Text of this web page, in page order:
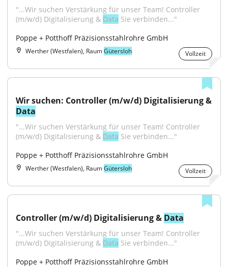
"...Wir suchen Verstärkung für unser Team! Controller
(m/w/d) Digitalisierung & Data Sie verbinden..."
Poppe + Potthoff Präzisionsstahlrohre GmbH
Werther (Westfalen), RaumGütersloh Vollzeit
Data
"...Wir suchen Verstärkung für unser Team! Controller
(m/w/d) Digitalisierung & Data Sie verbinden..."
Poppe + Potthoff Präzisionsstahlrohre GmbH
Werther (Westfalen), RaumGütersloh Vollzeit
Controller (m/w/d) Digitalisierung & Data
"...Wir suchen Verstärkung für unser Team! Controller
(m/w/d) Digitalisierung & Data Sie verbinden..."
Poppe + Potthoff Präzisionsstahlrohre GmbH